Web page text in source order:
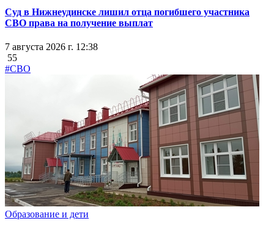
Суд в Нижнеудинске лишил отца погибшего участника
СВО права на получение выплат
7 августа 2026 г. 12:38
55
#СВО
Образование и дети